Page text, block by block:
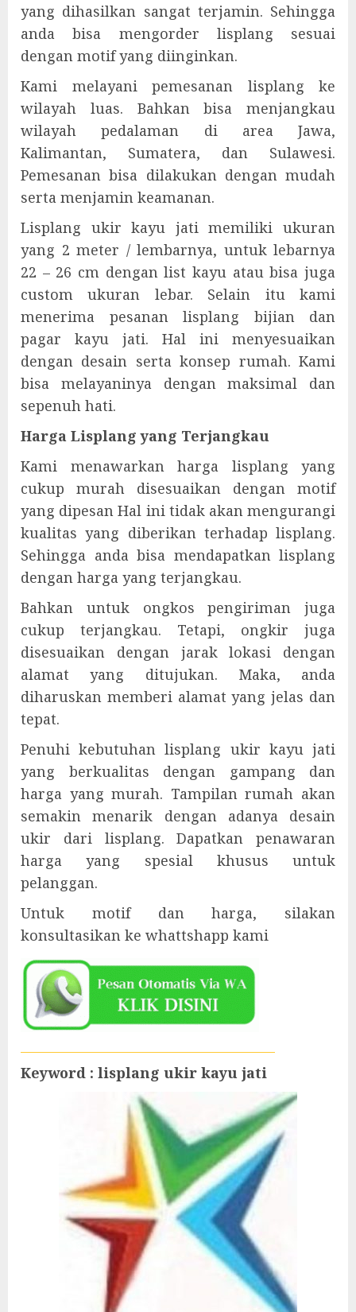
yang dihasilkan sangat terjamin. Sehingga
anda bisa mengorder lisplang sesuai
dengan motif yang diinginkan.
Kami melayani pemesanan lisplang ke
wilayah luas. Bahkan bisa menjangkau
wilayah pedalaman di area Jawa,
Kalimantan, Sumatera, dan Sulawesi.
Pemesanan bisa dilakukan dengan mudah
serta menjamin keamanan.
Lisplang ukir kayu jati memiliki ukuran
yang 2 meter / lembarnya, untuk lebarnya
22 – 26 cm dengan list kayu atau bisa juga
custom ukuran lebar. Selain itu kami
menerima pesanan lisplang bijian dan
pagar kayu jati. Hal ini menyesuaikan
dengan desain serta konsep rumah. Kami
bisa melayaninya dengan maksimal dan
sepenuh hati.
Harga Lisplang yang Terjangkau
Kami menawarkan harga lisplang yang
cukup murah disesuaikan dengan motif
yang dipesan Hal ini tidak akan mengurangi
kualitas yang diberikan terhadap lisplang.
Sehingga anda bisa mendapatkan lisplang
dengan harga yang terjangkau.
Bahkan untuk ongkos pengiriman juga
cukup terjangkau. Tetapi, ongkir juga
disesuaikan dengan jarak lokasi dengan
alamat yang ditujukan. Maka, anda
diharuskan memberi alamat yang jelas dan
tepat.
Penuhi kebutuhan lisplang ukir kayu jati
yang berkualitas dengan gampang dan
harga yang murah. Tampilan rumah akan
semakin menarik dengan adanya desain
ukir dari lisplang. Dapatkan penawaran
harga yang spesial khusus untuk
pelanggan.
Untuk motif dan harga, silakan
konsultasikan ke whattshapp kami
Keyword : lisplang ukir kayu jati